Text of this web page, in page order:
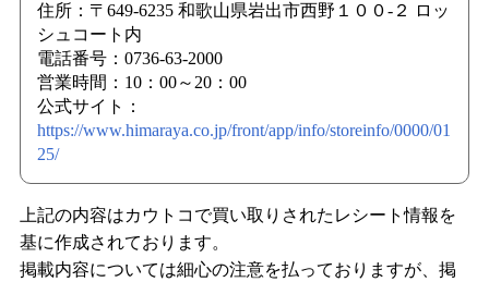
住所：〒649-6235 和歌山県岩出市西野１００-２ ロッ
シュコート内
電話番号：0736-63-2000
営業時間：10：00～20：00
公式サイト：
https://www.himaraya.co.jp/front/app/info/storeinfo/0000/01
25/
上記の内容はカウトコで買い取りされたレシート情報を
基に作成されております。
掲載内容については細心の注意を払っておりますが、掲